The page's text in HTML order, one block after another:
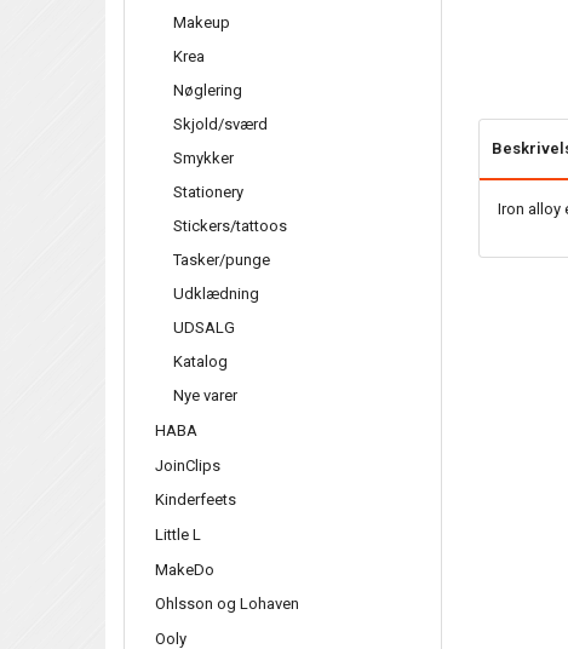
Makeup
Krea
Nøglering
Skjold/sværd
Smykker
Stationery
Stickers/tattoos
Tasker/punge
Udklædning
UDSALG
Katalog
Nye varer
HABA
JoinClips
Kinderfeets
Little L
MakeDo
Ohlsson og Lohaven
Ooly
Iron alloy